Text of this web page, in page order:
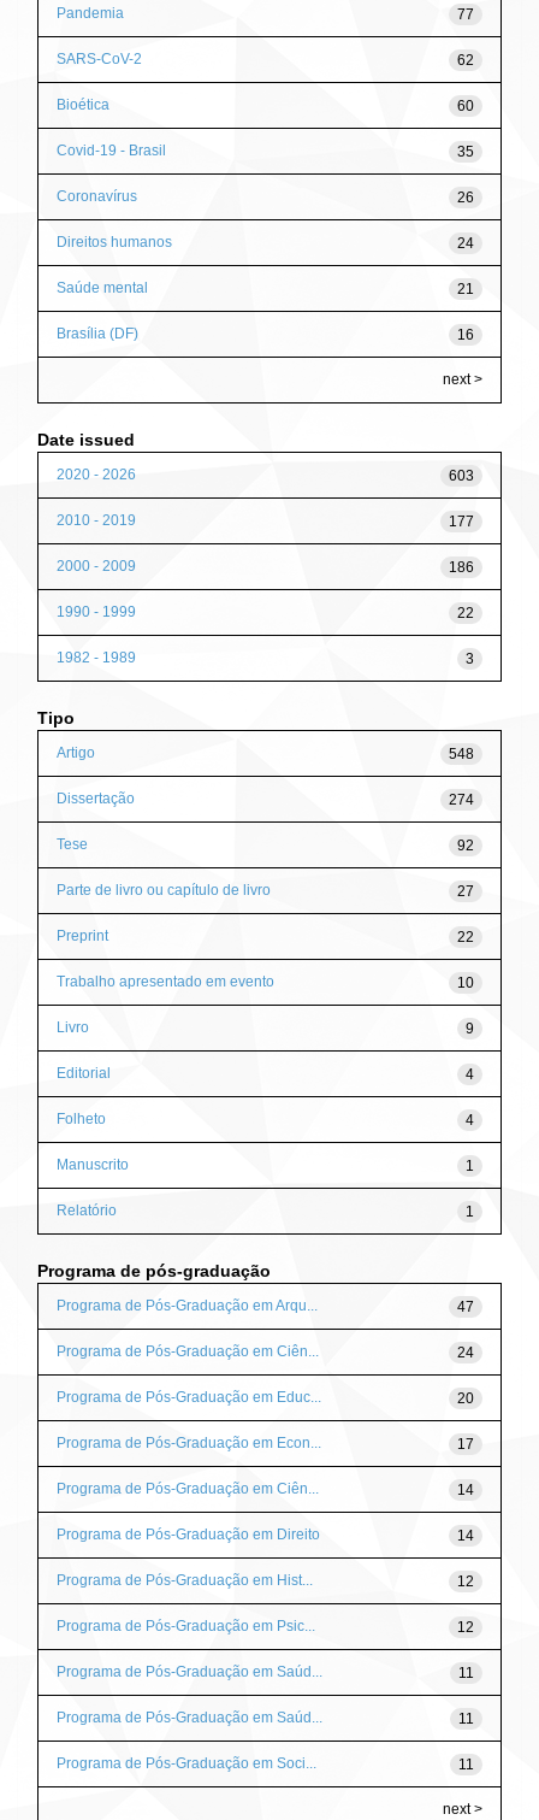
77
Pandemia
62
SARS-CoV-2
60
Bioética
35
Covid-19 - Brasil
26
Coronavírus
24
Direitos humanos
21
Saúde mental
16
Brasília (DF)
next >
Date issued
603
2020 - 2026
177
2010 - 2019
186
2000 - 2009
22
1990 - 1999
3
1982 - 1989
Tipo
548
Artigo
274
Dissertação
92
Tese
27
Parte de livro ou capítulo de livro
22
Preprint
10
Trabalho apresentado em evento
9
Livro
4
Editorial
4
Folheto
1
Manuscrito
1
Relatório
Programa de pós-graduação
47
Programa de Pós-Graduação em Arqu...
24
Programa de Pós-Graduação em Ciên...
20
Programa de Pós-Graduação em Educ...
17
Programa de Pós-Graduação em Econ...
14
Programa de Pós-Graduação em Ciên...
14
Programa de Pós-Graduação em Direito
12
Programa de Pós-Graduação em Hist...
12
Programa de Pós-Graduação em Psic...
11
Programa de Pós-Graduação em Saúd...
11
Programa de Pós-Graduação em Saúd...
11
Programa de Pós-Graduação em Soci...
next >